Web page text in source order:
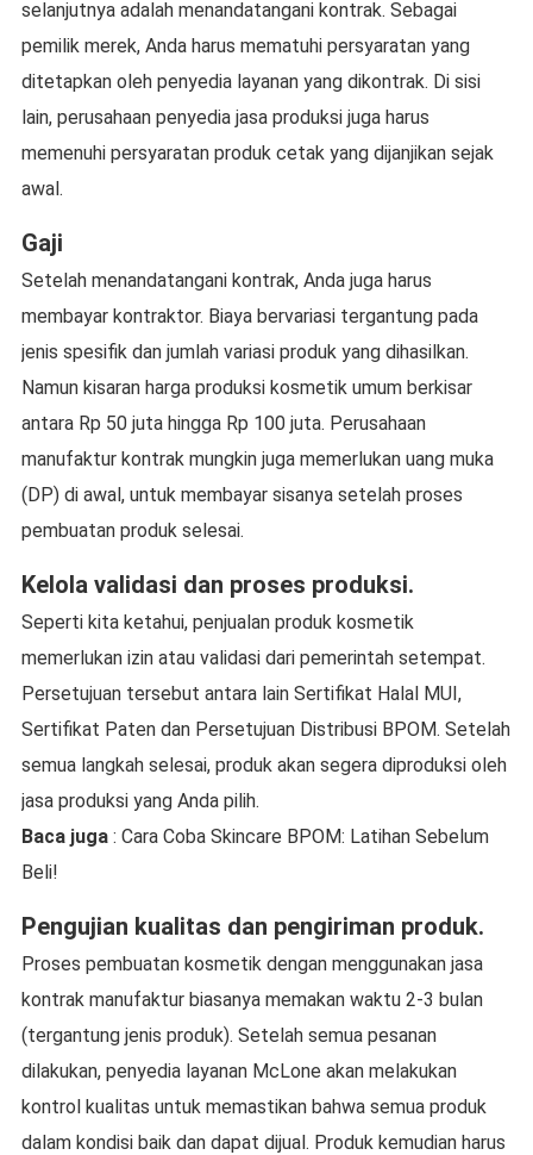
selanjutnya adalah menandatangani kontrak. Sebagai
pemilik merek, Anda harus mematuhi persyaratan yang
ditetapkan oleh penyedia layanan yang dikontrak. Di sisi
lain, perusahaan penyedia jasa produksi juga harus
memenuhi persyaratan produk cetak yang dijanjikan sejak
awal.
Gaji
Setelah menandatangani kontrak, Anda juga harus
membayar kontraktor. Biaya bervariasi tergantung pada
jenis spesifik dan jumlah variasi produk yang dihasilkan.
Namun kisaran harga produksi kosmetik umum berkisar
antara Rp 50 juta hingga Rp 100 juta. Perusahaan
manufaktur kontrak mungkin juga memerlukan uang muka
(DP) di awal, untuk membayar sisanya setelah proses
pembuatan produk selesai.
Kelola validasi dan proses produksi.
Seperti kita ketahui, penjualan produk kosmetik
memerlukan izin atau validasi dari pemerintah setempat.
Persetujuan tersebut antara lain Sertifikat Halal MUI,
Sertifikat Paten dan Persetujuan Distribusi BPOM. Setelah
semua langkah selesai, produk akan segera diproduksi oleh
jasa produksi yang Anda pilih.
Baca juga: Cara Coba Skincare BPOM: Latihan Sebelum
Beli!
Pengujian kualitas dan pengiriman produk.
Proses pembuatan kosmetik dengan menggunakan jasa
kontrak manufaktur biasanya memakan waktu 2-3 bulan
(tergantung jenis produk). Setelah semua pesanan
dilakukan, penyedia layanan McLone akan melakukan
kontrol kualitas untuk memastikan bahwa semua produk
dalam kondisi baik dan dapat dijual. Produk kemudian harus